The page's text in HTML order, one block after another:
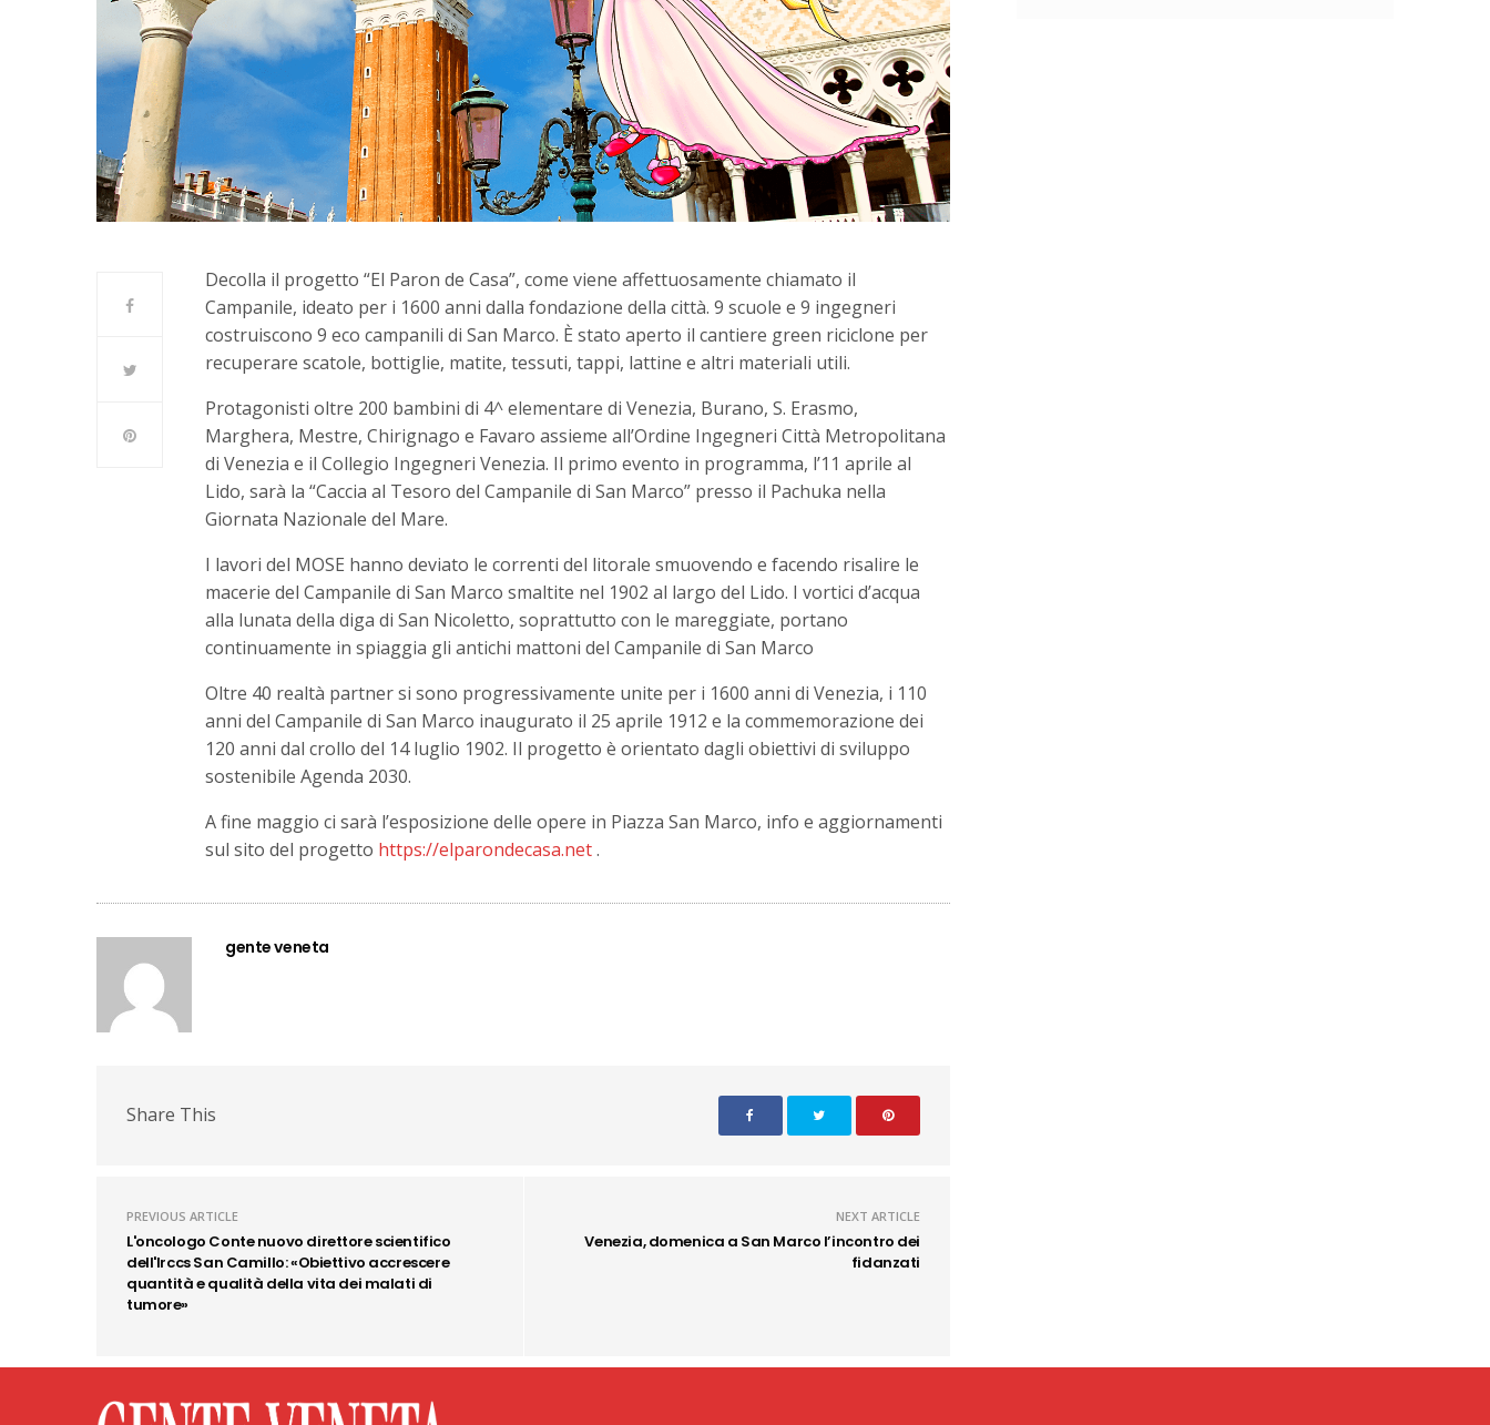
Decolla il progetto “El Paron de Casa”, come viene affettuosamente chiamato il
Campanile, ideato per i 1600 anni dalla fondazione della città. 9 scuole e 9 ingegneri
costruiscono 9 eco campanili di San Marco. È stato aperto il cantiere green riciclone per
recuperare scatole, bottiglie, matite, tessuti, tappi, lattine e altri materiali utili.
Protagonisti oltre 200 bambini di 4^ elementare di Venezia, Burano, S. Erasmo,
Marghera, Mestre, Chirignago e Favaro assieme all’Ordine Ingegneri Città Metropolitana
di Venezia e il Collegio Ingegneri Venezia. Il primo evento in programma, l’11 aprile al
Lido, sarà la “Caccia al Tesoro del Campanile di San Marco” presso il Pachuka nella
Giornata Nazionale del Mare.
I lavori del MOSE hanno deviato le correnti del litorale smuovendo e facendo risalire le
macerie del Campanile di San Marco smaltite nel 1902 al largo del Lido. I vortici d’acqua
alla lunata della diga di San Nicoletto, soprattutto con le mareggiate, portano
continuamente in spiaggia gli antichi mattoni del Campanile di San Marco
Oltre 40 realtà partner si sono progressivamente unite per i 1600 anni di Venezia, i 110
anni del Campanile di San Marco inaugurato il 25 aprile 1912 e la commemorazione dei
120 anni dal crollo del 14 luglio 1902. Il progetto è orientato dagli obiettivi di sviluppo
sostenibile Agenda 2030.
A fine maggio ci sarà l’esposizione delle opere in Piazza San Marco, info e aggiornamenti
sul sito del progetto https://elparondecasa.net.
gente veneta
Share This
PREVIOUS ARTICLE
L'oncologo Conte nuovo direttore scientifico
dell'Irccs San Camillo: «Obiettivo accrescere
quantità e qualità della vita dei malati di
tumore»
NEXT ARTICLE
Venezia, domenica a San Marco l’incontro dei
fidanzati